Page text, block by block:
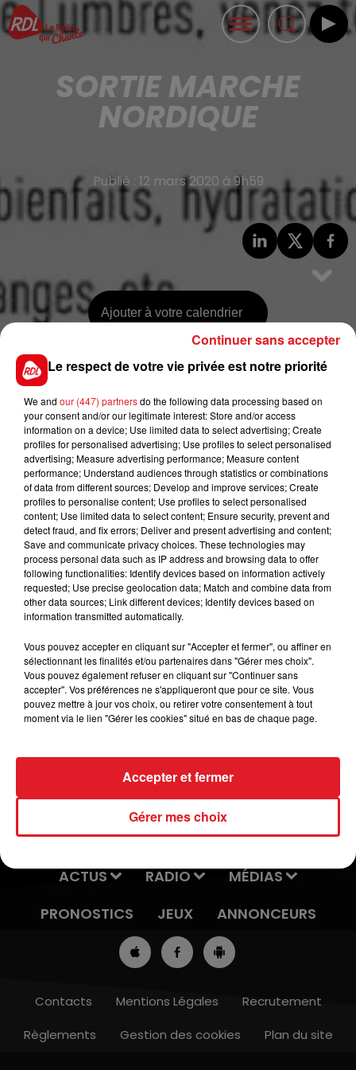
SORTIE MARCHE
NORDIQUE
Publié : 12 mars 2020 à 9h59
Ajouter à votre calendrier
Lieu 62380Remily-wirquin
Tarif Payant
Partez en toute simplicité pour tester la marche
nordique et découvrez ou redécouvrez les paysage du
Pays de Lumbres
renseignement au 03 21 93 45 46 ou
infotourisme@ccplumbres.fr
ACTUS RADIO
MÉDIAS
PRONOSTICS
JEUX ANNONCEURS
Contacts Mentions Légales
Recrutement
Règlements
Gestion des cookies Plan du site
Le respect de votre vie privée est notre priorité
We and our (447) partnersdo the following data processing based on
your consent and/or our legitimate interest: Store and/or access
information on a device; Use limited data to select advertising; Create
profiles for personalised advertising; Use profiles to select personalised
advertising; Measure advertising performance; Measure content
performance; Understand audiences through statistics or combinations
of data from different sources; Develop and improve services; Create
profiles to personalise content; Use profiles to select personalised
content; Use limited data to select content; Ensure security, prevent and
detect fraud, and fix errors; Deliver and present advertising and content;
Save and communicate privacy choices. These technologies may
process personal data such as IP address and browsing data to offer
following functionalities: Identify devices based on information actively
requested; Use precise geolocation data; Match and combine data from
other data sources; Link different devices; Identify devices based on
information transmitted automatically.
Vous pouvez accepter en cliquant sur "Accepter et fermer", ou affiner en
sélectionnant les finalités et/ou partenaires dans "Gérer mes choix".
Vous pouvez également refuser en cliquant sur "Continuer sans
accepter". Vos préférences ne s'appliqueront que pour ce site. Vous
pouvez mettre à jour vos choix, ou retirer votre consentement à tout
moment via le lien "Gérer les cookies" situé en bas de chaque page.
Gérer mes choix
Accepter et fermer
Continuer sans accepter